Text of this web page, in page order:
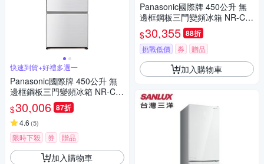
快速到貨+好禮多選一
Panasonic國際牌 450公升 無
邊框鋼板三門變頻冰箱 NR-C4
54HV-W1 晶鑽白
$30,006 87折
4.6 (5)
限時下殺 券 贈品
加入購物車
Panasonic國際牌 450公升 無
邊框鋼板三門變頻冰箱 NR-C4
54HV-N1 香檳金
$30,355 88折
挑戰低價 券 贈品
加入購物車